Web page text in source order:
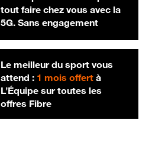
tout faire chez vous avec la
5G. Sans engagement
Le meilleur du sport vous
attend : 1 mois offertà
L’Équipe sur toutes les
offres Fibre